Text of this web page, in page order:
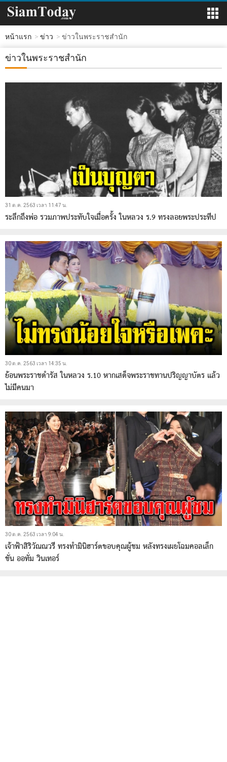
หน้าแรก ข่าว ข่าวในพระราชสำนัก
ข่าวในพระราชสำนัก
31 ต.ค. 2563 เวลา 11:47 น.
ระลึกถึงพ่อ รวมภาพประทับใจเมื่อครั้ง ในหลวง ร.9 ทรงลอยพระประทีป
30 ต.ค. 2563 เวลา 14:35 น.
ย้อนพระราชดำรัส ในหลวง ร.10 หากเสด็จพระราชทานปริญญาบัตร แล้ว
ไม่มีคนมา
30 ต.ค. 2563 เวลา 9:04 น.
เจ้าฟ้าสิริวัณณวรี ทรงทำมินิฮาร์ตขอบคุณผู้ชม หลังทรงเผยโฉมคอลเล็ก
ชั่น ออทั่ม วินเทอร์